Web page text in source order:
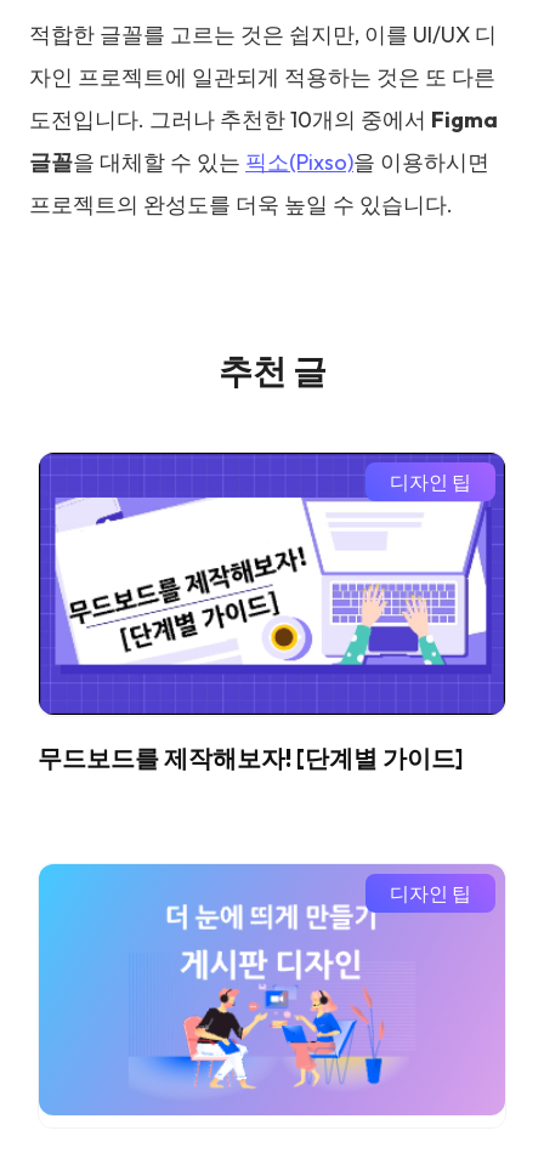
적합한 글꼴를 고르는 것은 쉽지만, 이를 UI/UX 디
자인 프로젝트에 일관되게 적용하는 것은 또 다른
도전입니다. 그러나 추천한 10개의 중에서 Figma
글꼴을 대체할 수 있는 픽소(Pixso)을 이용하시면
프로젝트의 완성도를 더욱 높일 수 있습니다.
추천 글
디자인 팁
무드보드를 제작해보자! [단계별 가이드]
디자인 팁